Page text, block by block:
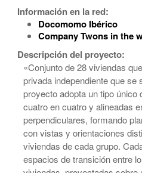
Información en la red:
Docomomo Ibérico
Company Twons in the
Descripción del proyecto:
«Conjunto de 28 viviendas
privada independiente que se
proyecto adopta un tipo
cuatro en cuatro y alineadas
perpendiculares, formando
con vistas y orientaciones
viviendas de cada grupo.
espacios de transición entre